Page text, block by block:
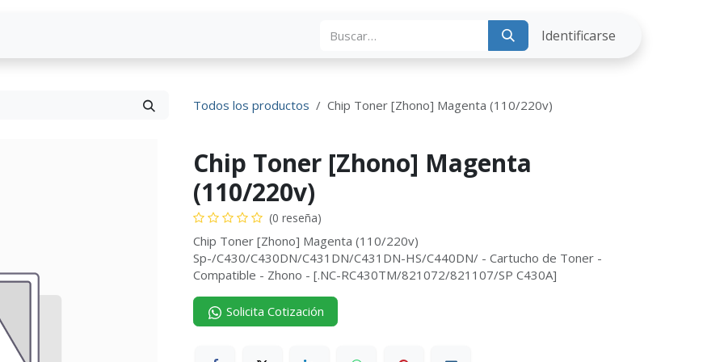
Convocatoria Identificarse
Todos los productos Chip Toner [Zhono] Magenta (110/220v)
Chip Toner [Zhono] Magenta
(110/220v)
(0 reseña)
Chip Toner [Zhono] Magenta (110/220v)
Sp-/C430/C430DN/C431DN/C431DN-HS/C440DN/ - Cartucho de Toner -
Compatible - Zhono - [.NC-RC430TM/821072/821107/SP C430A]
Solicita Cotización